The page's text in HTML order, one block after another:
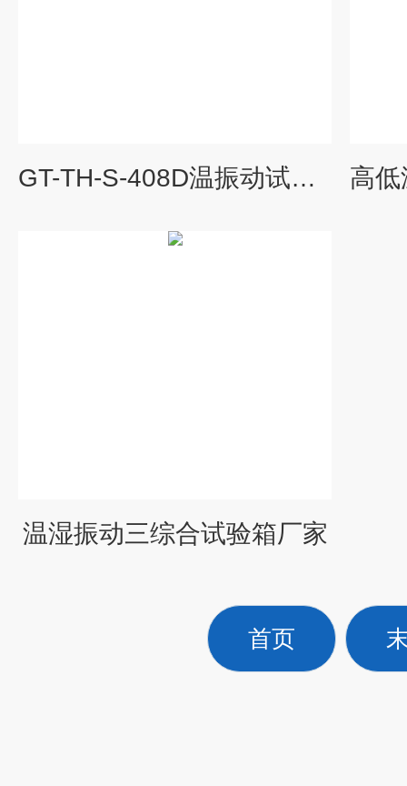
GT-TH-S-408D温振动试验箱优势 综合试验箱
温湿振动三综合试验箱厂家
首页